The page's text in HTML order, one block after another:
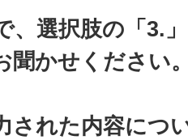
、選択肢の「3.
聞かせください
された内容につ